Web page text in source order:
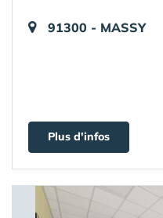
91300 - MASSY
Plus d'infos